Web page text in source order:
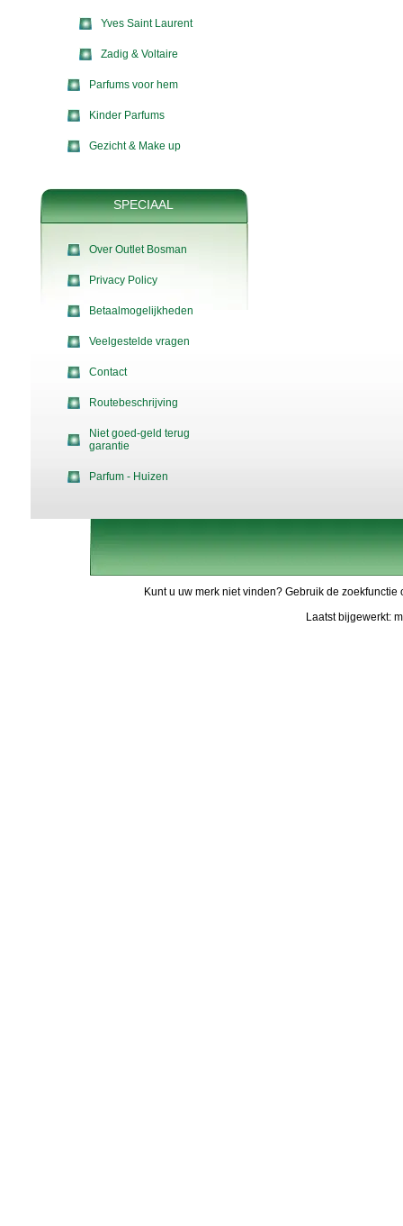
Yves Saint Laurent
Zadig & Voltaire
Parfums voor hem
Kinder Parfums
Gezicht & Make up
SPECIAAL
Over Outlet Bosman
Privacy Policy
Betaalmogelijkheden
Veelgestelde vragen
Contact
Routebeschrijving
Niet goed-geld terug
garantie
Parfum - Huizen
Kunt u uw merk niet vinden? Gebruik de
Laatst bijgewerkt: